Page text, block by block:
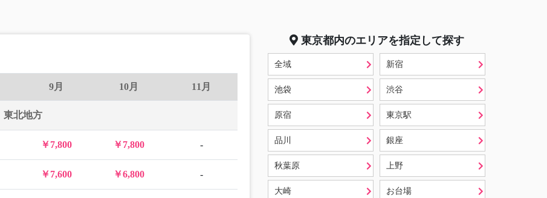
9月 10月 11月
東北地方
￥7,800 ￥7,800 -
￥7,600 ￥6,800 -
東京都内のエリアを指定して探す
全域 新宿
池袋 渋谷
原宿 東京駅
品川 銀座
秋葉原 上野
大崎 お台場